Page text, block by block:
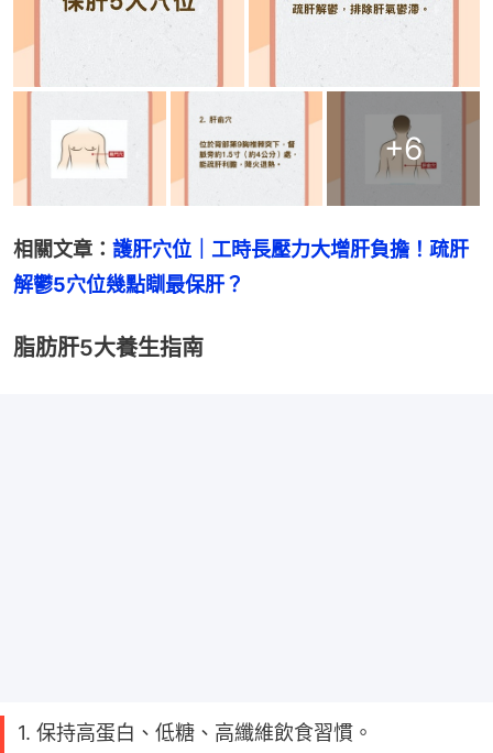
+6
相關文章： 護肝穴位｜工時長壓力大增肝負擔！疏肝
解鬱5穴位幾點瞓最保肝？
脂肪肝5大養生指南
1. 保持高蛋白、低糖、高纖維飲食習慣。